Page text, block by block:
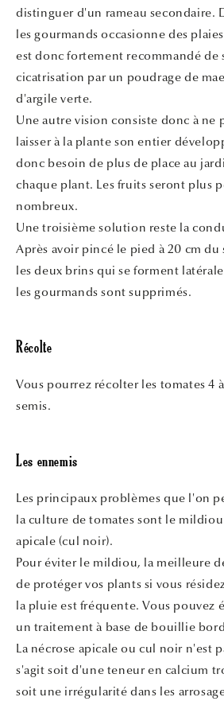
distinguer d'un rameau secondaire.
les gourmands occasionne des
est donc fortement recommandé de
cicatrisation par un poudrage de
d'argile verte.
Une autre vision consiste donc à ne
laisser à la plante son entier
donc besoin de plus de place au
chaque plant. Les fruits seront plus
nombreux.
Une troisième solution reste la
Après avoir pincé le pied à 20 cm
les deux brins qui se forment
les gourmands sont supprimés.
Récolte
Vous pourrez récolter les tomates 4
semis.
Les ennemis
Les principaux problèmes que l'on
la culture de tomates sont le
apicale (cul noir).
Pour éviter le mildiou, la meilleure
de protéger vos plants si vous
la pluie est fréquente. Vous pouvez
un traitement à base de bouillie
La nécrose apicale ou cul noir n'est
s'agit soit d'une teneur en calcium
soit une irrégularité dans les